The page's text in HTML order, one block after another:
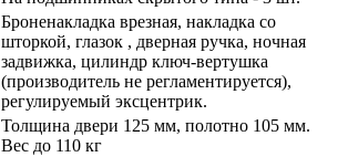
Броненакладка врезная, накладка со
шторкой, глазок , дверная ручка, ночная
задвижка, цилиндр ключ-вертушка
(производитель не регламентируется),
регулируемый эксцентрик.
Толщина двери 125 мм, полотно 105 мм.
Вес до 110 кг